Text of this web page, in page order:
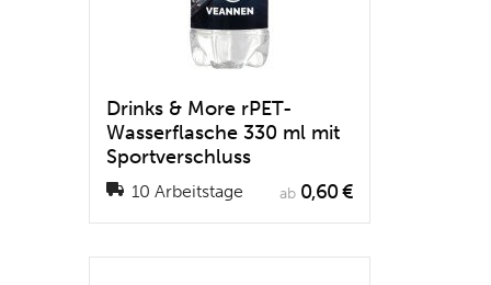
Drinks & More rPET-
Wasserflasche 330 ml mit
Sportverschluss
10 Arbeitstage ab 0,60 €